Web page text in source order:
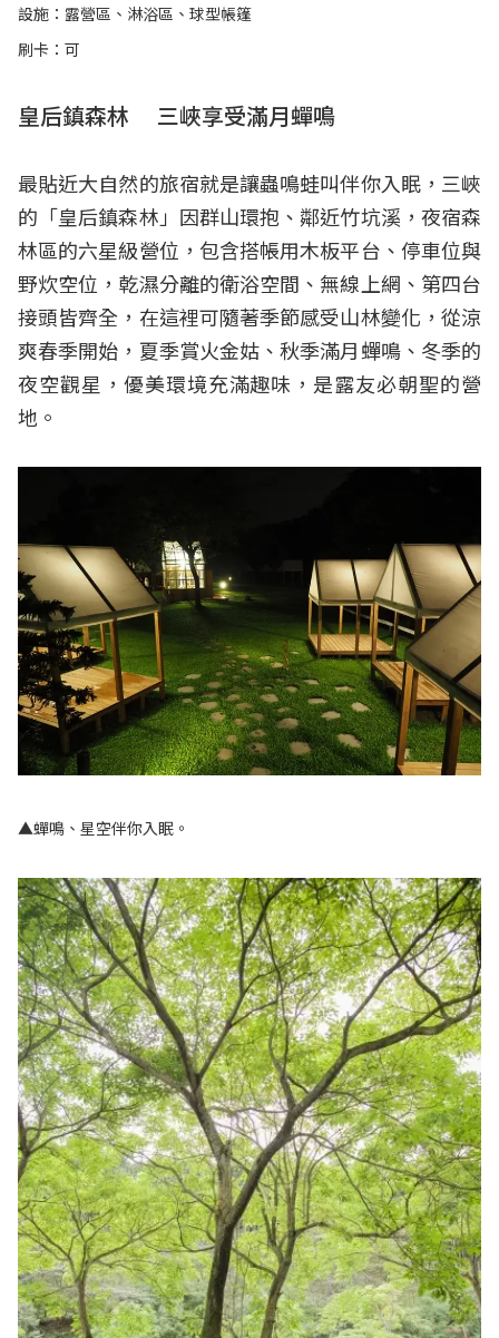
設施：露營區、淋浴區、球型帳篷
刷卡：可
皇后鎮森林 三峽享受滿月蟬鳴
最貼近大自然的旅宿就是讓蟲鳴蛙叫伴你入眠，三峽
的「皇后鎮森林」因群山環抱、鄰近竹坑溪，夜宿森
林區的六星級營位，包含搭帳用木板平台、停車位與
野炊空位，乾濕分離的衛浴空間、無線上網、第四台
接頭皆齊全，在這裡可隨著季節感受山林變化，從涼
爽春季開始，夏季賞火金姑、秋季滿月蟬鳴、冬季的
夜空觀星，優美環境充滿趣味，是露友必朝聖的營
地。
▲蟬鳴、星空伴你入眠。